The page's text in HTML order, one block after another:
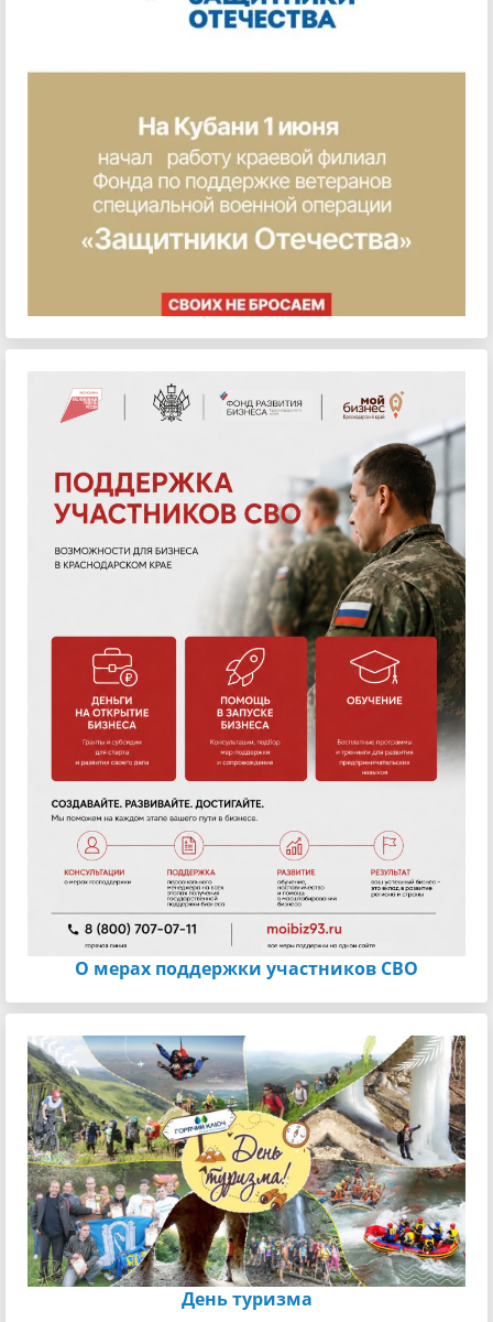
О мерах поддержки участников СВО
День туризма